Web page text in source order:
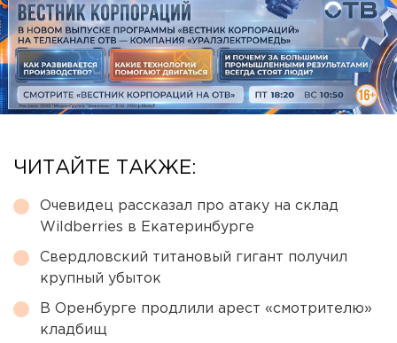
ЧИТАЙТЕ ТАКЖЕ:
Очевидец рассказал про атаку на склад
Wildberries в Екатеринбурге
Свердловский титановый гигант получил
крупный убыток
В Оренбурге продлили арест «смотрителю»
кладбищ